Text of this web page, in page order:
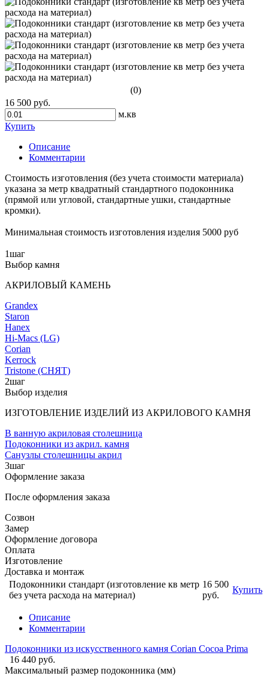
(0)
16 500 руб.
м.кв
Купить
Описание
Комментарии
Стоимость изготовления (без учета стоимости материала)
указана за метр квадратный стандартного подоконника
(прямой или угловой, стандартные ушки, стандартные
кромки).
Минимальная стоимость изготовления изделия 5000 руб
1шаг
Выбор камня
АКРИЛОВЫЙ КАМЕНЬ
Grandex
Staron
Hanex
Hi-Macs (LG)
Corian
Kerrock
Tristone (СНЯТ)
2шаг
Выбор изделия
ИЗГОТОВЛЕНИЕ ИЗДЕЛИЙ ИЗ АКРИЛОВОГО КАМНЯ
В ванную акриловая столешница
Подоконники из акрил. камня
Санузлы столешницы акрил
3шаг
Оформление заказа
После оформления заказа
Созвон
Замер
Оформление договора
Оплата
Изготовление
Доставка и монтаж
Подоконники стандарт (изготовление кв метр
без учета расхода на материал)
16 500
руб.
Купить
Описание
Комментарии
Подоконники из искусственного камня Corian Cocoa Prima
16 440 руб.
Максимальный размер подоконника (мм)